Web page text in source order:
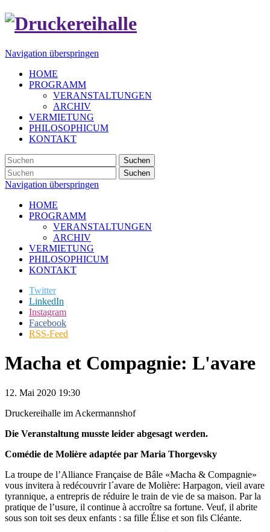
Navigation überspringen
HOME
PROGRAMM
VERANSTALTUNGEN
ARCHIV
VERMIETUNG
PHILOSOPHICUM
KONTAKT
Suchen
Suchen
Navigation überspringen
HOME
PROGRAMM
VERANSTALTUNGEN
ARCHIV
VERMIETUNG
PHILOSOPHICUM
KONTAKT
Twitter
LinkedIn
Instagram
Facebook
RSS-Feed
Macha et Compagnie: L'avare
12. Mai 2020 19:30
Druckereihalle im Ackermannshof
Die Veranstaltung musste leider abgesagt werden.
Comédie de Molière adaptée par Maria Thorgevsky
La troupe de l’Alliance Française de Bâle «Macha & Compagnie»
vous invitera à redécouvrir l´avare de Molière: Harpagon, vieil avare
tyrannique, a entrepris de réduire le train de vie de sa maison. Par la
pratique de l’usure, il continue à accroître sa fortune. Veuf, il abrite
sous son toit ses deux enfants : sa fille Élise et son fils Cléante.